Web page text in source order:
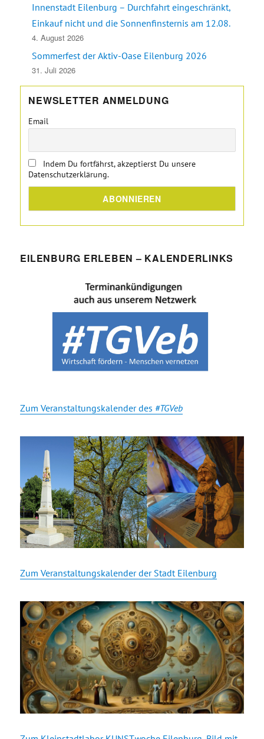
Innenstadt Eilenburg – Durchfahrt eingeschränkt,
Einkauf nicht und die Sonnenfinsternis am 12.08.
4. August 2026
Sommerfest der Aktiv-Oase Eilenburg 2026
31. Juli 2026
NEWSLETTER ANMELDUNG
Email
Indem Du fortfährst, akzeptierst Du unsere
Datenschutzerklärung.
EILENBURG ERLEBEN – KALENDERLINKS
Zum Veranstaltungskalender des #TGVeb
Zum Veranstaltungskalender der Stadt Eilenburg